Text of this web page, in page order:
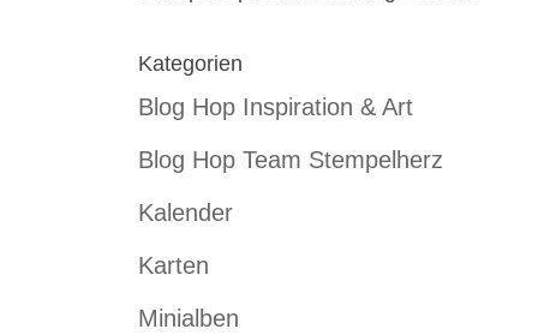
Kategorien
Blog Hop Inspiration & Art
Blog Hop Team Stempelherz
Kalender
Karten
Minialben